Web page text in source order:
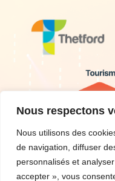
Nous respectons
Nous utilisons des
de navigation, diffuser
personnalisés et
accepter », vous
Nous contacter